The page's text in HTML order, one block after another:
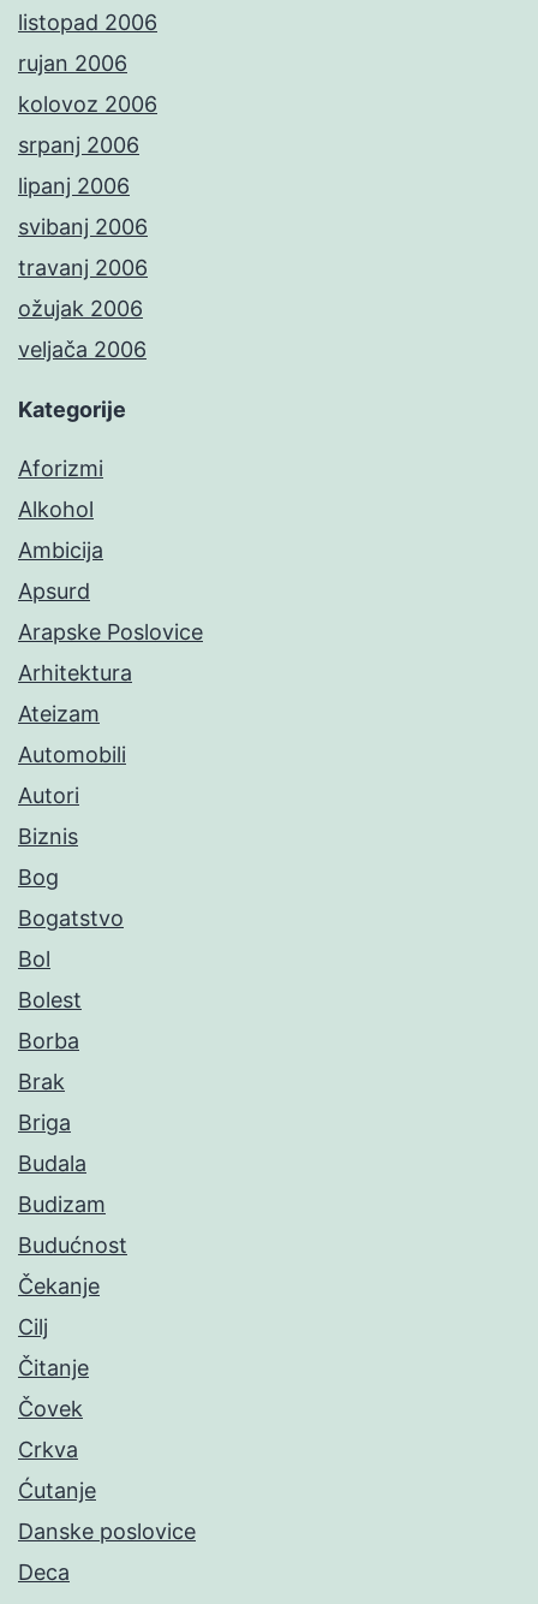
listopad 2006
rujan 2006
kolovoz 2006
srpanj 2006
lipanj 2006
svibanj 2006
travanj 2006
ožujak 2006
veljača 2006
Kategorije
Aforizmi
Alkohol
Ambicija
Apsurd
Arapske Poslovice
Arhitektura
Ateizam
Automobili
Autori
Biznis
Bog
Bogatstvo
Bol
Bolest
Borba
Brak
Briga
Budala
Budizam
Budućnost
Čekanje
Cilj
Čitanje
Čovek
Crkva
Ćutanje
Danske poslovice
Deca